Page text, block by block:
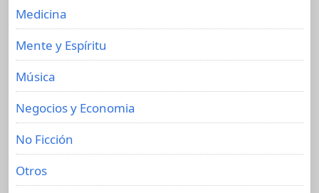
Medicina
Mente y Espíritu
Música
Negocios y Economia
No Ficción
Otros